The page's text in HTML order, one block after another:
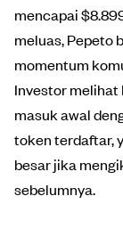
mencapai
meluas, Pepeto
momentum
Investor melihat
masuk awal
token terdaftar,
besar jika
sebelumnya.